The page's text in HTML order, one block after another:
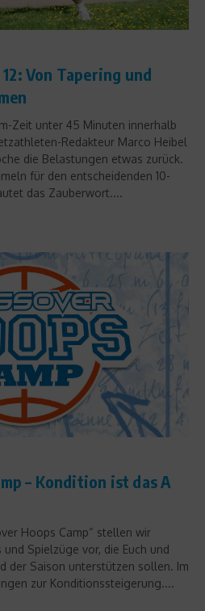
Von Tapering und
Zeit unter 45 Minuten innerhalb
Redakteur Marco Heibel
die Belastungen etwas zurück.
für den entscheidenden 10-
das Zauberwort....
– Kondition ist das A
Hoops Camp“ stellen wir
Spielzüge vor, die Euch und
der Saison unterstützen sollen. Im
zur Konditionssteigerung....